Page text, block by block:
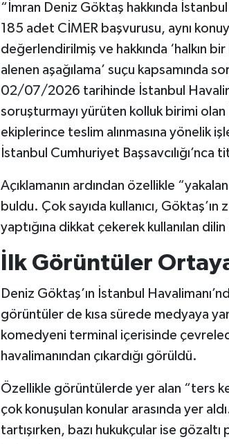
“İmran Deniz Göktaş hakkında
185 adet CİMER başvurusu, aynı
değerlendirilmiş ve hakkında ‘halkın
alenen aşağılama’ suçu kapsamında
02/07/2026 tarihinde İstanbul
soruşturmayı yürüten kolluk birimi
ekiplerince teslim alınmasına yönelik
İstanbul Cumhuriyet
Açıklamanın ardından özellikle
buldu. Çok sayıda kullanıcı,
yaptığına dikkat çekerek kullanılan
İlk Görüntüler
Deniz Göktaş’ın İstanbul
görüntüler de kısa sürede medyaya
komedyeni terminal içerisinde
havalimanından çıkardığı görüldü.
Özellikle görüntülerde yer alan “ters
çok konuşulan konular arasında yer
tartışırken, bazı hukukçular ise